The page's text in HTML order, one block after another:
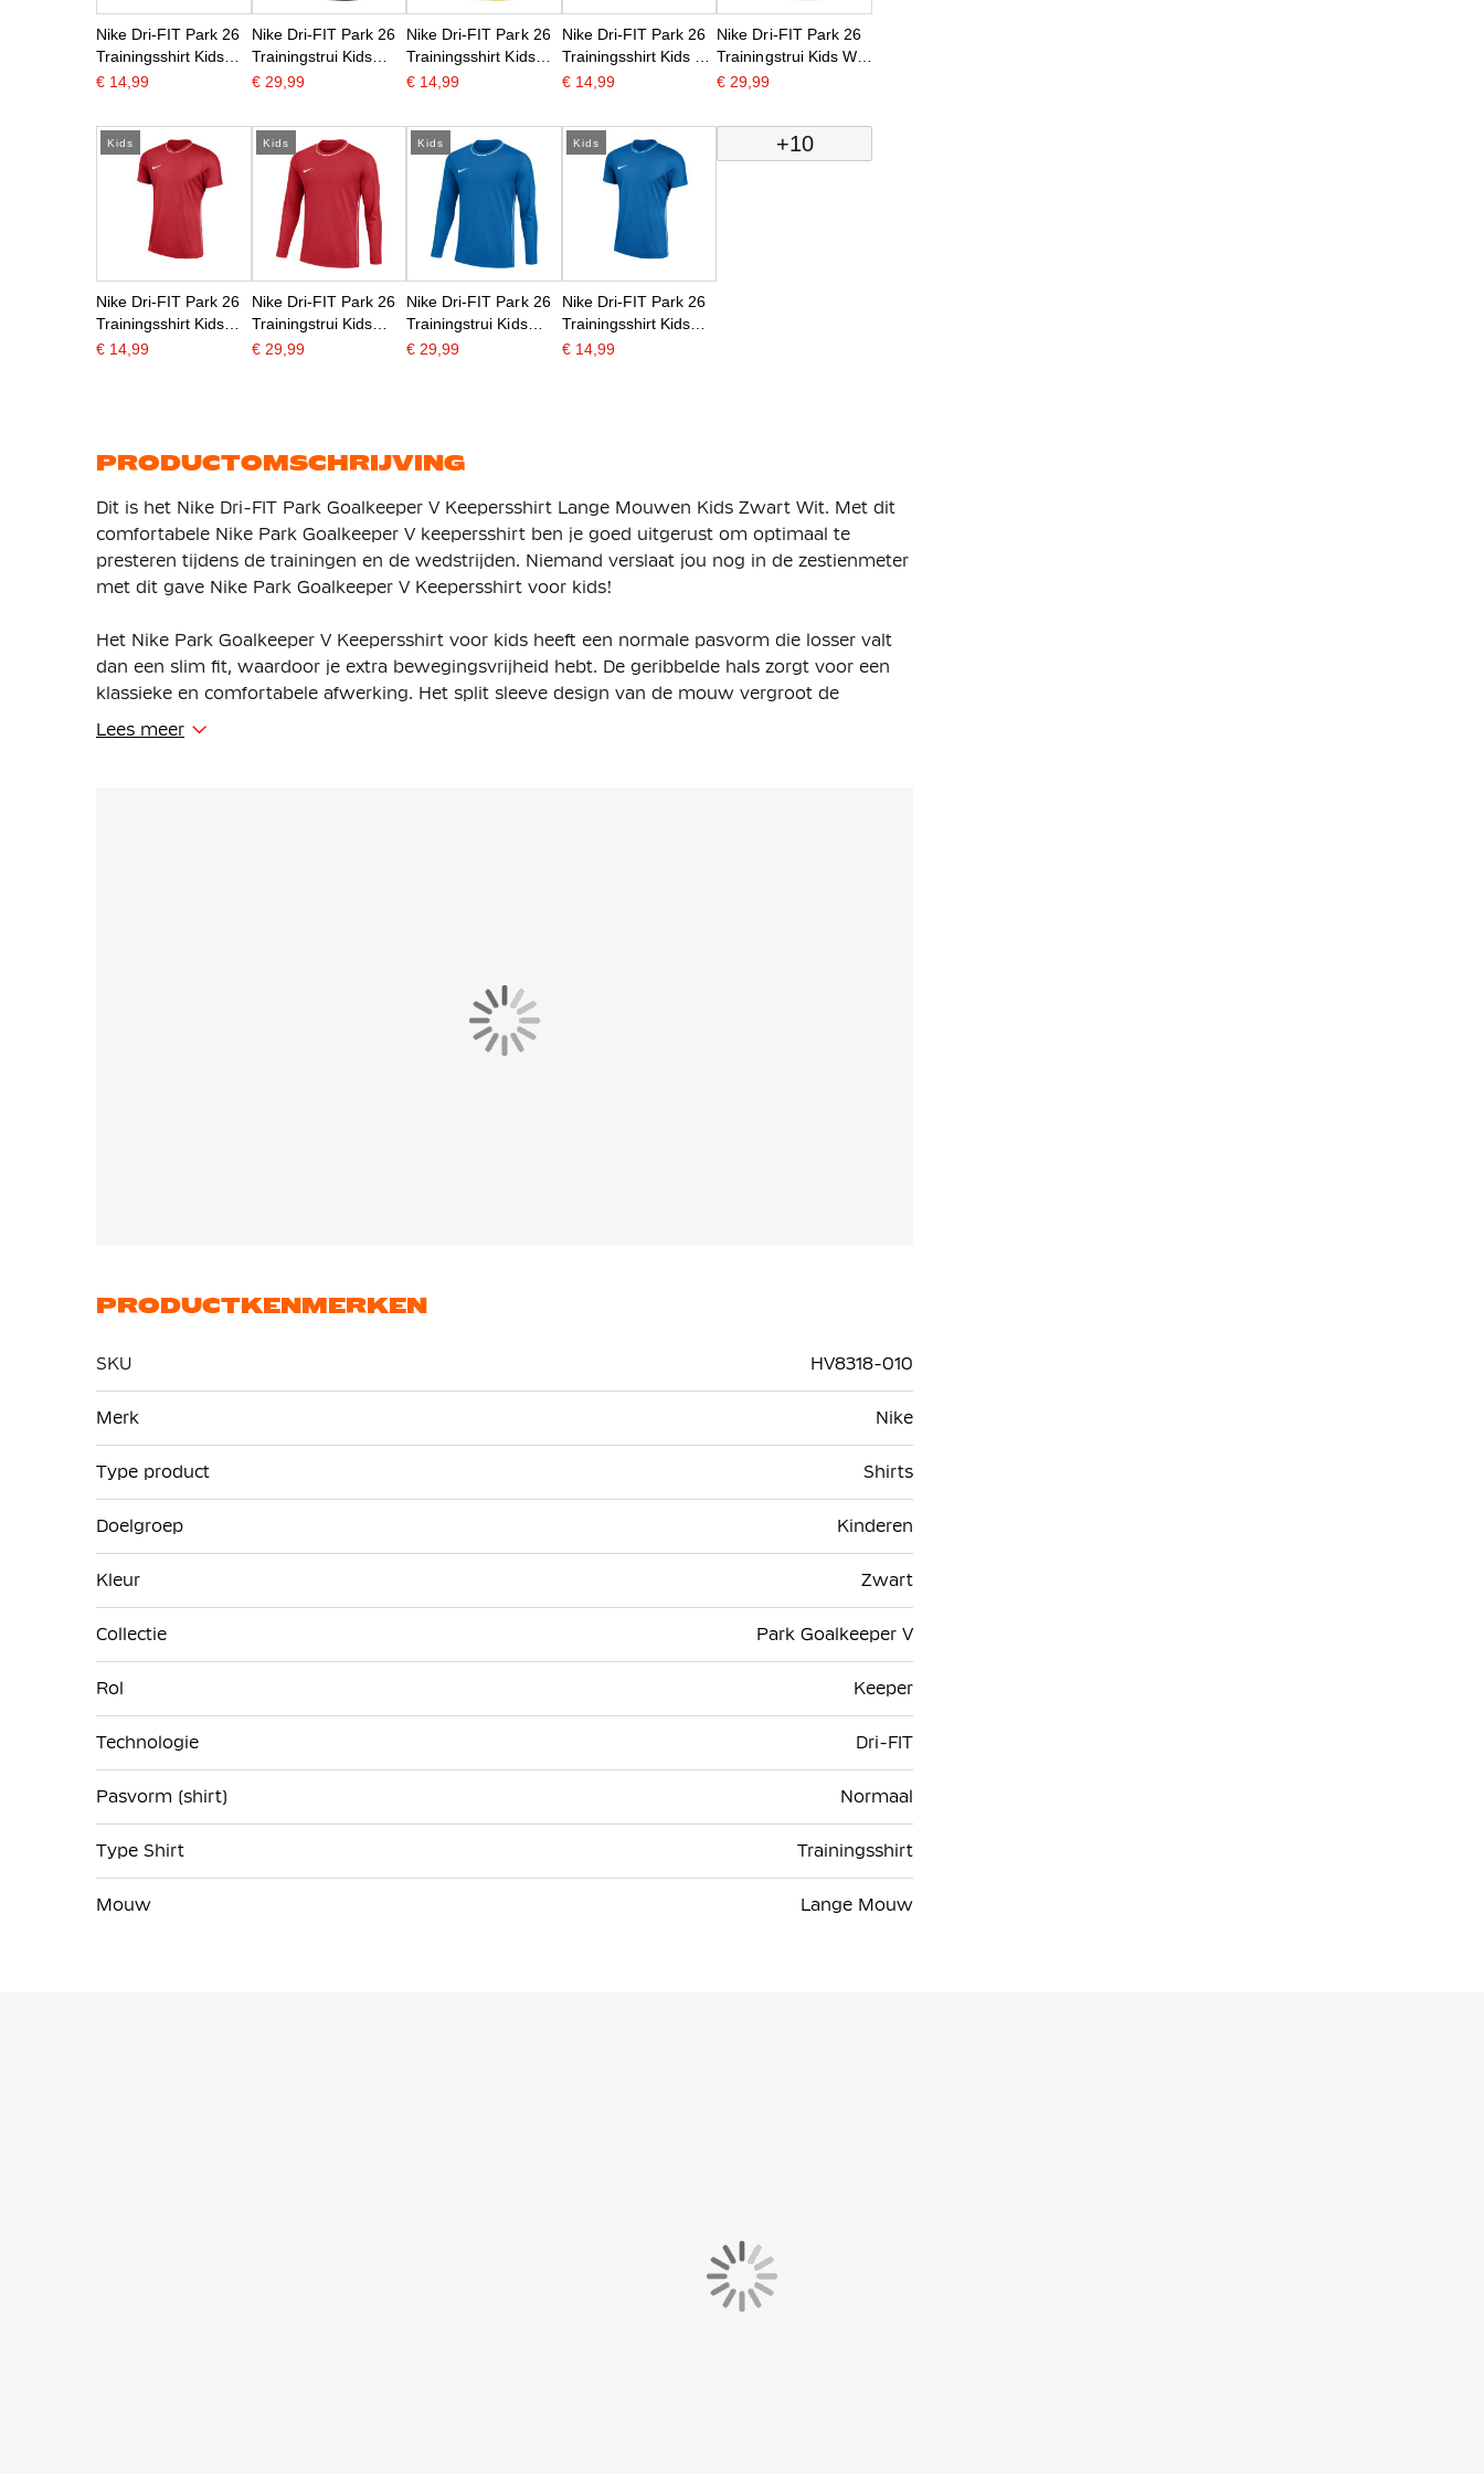
Nike Dri-FIT Park 26
Trainingsshirt Kids
Zwart Wit
€ 14,99
Nike Dri-FIT Park 26
Trainingstrui Kids
Zwart Wit
€ 29,99
Nike Dri-FIT Park 26
Trainingsshirt Kids
Geel Zwart
€ 14,99
Nike Dri-FIT Park 26
Trainingsshirt Kids Wit
Zwart
€ 14,99
Nike Dri-FIT Park 26
Trainingstrui Kids Wit
Zwart
€ 29,99
Kids
Nike Dri-FIT Park 26
Trainingsshirt Kids
Rood Wit
€ 14,99
Kids
Nike Dri-FIT Park 26
Trainingstrui Kids
Rood Wit
€ 29,99
Kids
Nike Dri-FIT Park 26
Trainingstrui Kids
Blauw Wit
€ 29,99
Kids
Nike Dri-FIT Park 26
Trainingsshirt Kids
Blauw Wit
€ 14,99
+10
PRODUCTOMSCHRIJVING
Dit is het Nike Dri-FIT Park Goalkeeper V Keepersshirt Lange Mouwen Kids Zwart Wit. Met dit
comfortabele Nike Park Goalkeeper V keepersshirt ben je goed uitgerust om optimaal te
presteren tijdens de trainingen en de wedstrijden. Niemand verslaat jou nog in de zestienmeter
met dit gave Nike Park Goalkeeper V Keepersshirt voor kids!
Het Nike Park Goalkeeper V Keepersshirt voor kids heeft een normale pasvorm die losser valt
dan een slim fit, waardoor je extra bewegingsvrijheid hebt. De geribbelde hals zorgt voor een
klassieke en comfortabele afwerking. Het split sleeve design van de mouw vergroot de
bewegingsvrijheid in de armen, zodat elke duik en reflex soepel uitgevoerd kan worden.
Lees meer
PRODUCTKENMERKEN
SKU
HV8318-010
informatie
Merk Nike
Type product Shirts
Doelgroep Kinderen
Kleur Zwart
Collectie Park Goalkeeper V
Rol Keeper
Technologie Dri-FIT
Pasvorm (shirt) Normaal
Type Shirt Trainingsshirt
Mouw Lange Mouw